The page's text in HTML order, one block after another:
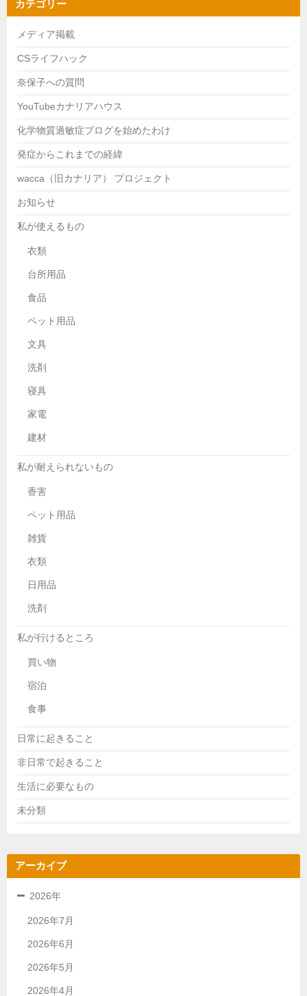
カテゴリー
メディア掲載
CSライフハック
奈保子への質問
YouTubeカナリアハウス
化学物質過敏症ブログを始めたわけ
発症からこれまでの経緯
wacca（旧カナリア） プロジェクト
お知らせ
私が使えるもの
衣類
台所用品
食品
ペット用品
文具
洗剤
寝具
家電
建材
私が耐えられないもの
香害
ペット用品
雑貨
衣類
日用品
洗剤
私が行けるところ
買い物
宿泊
食事
日常に起きること
非日常で起きること
生活に必要なもの
未分類
アーカイブ
2026年
2026年7月
2026年6月
2026年5月
2026年4月